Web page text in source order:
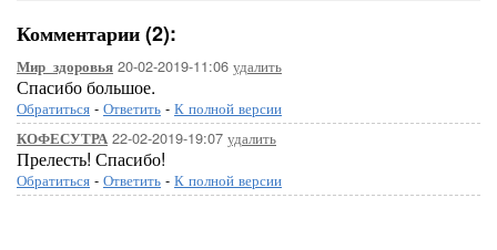
Комментарии (2):
Мир_здоровья 20-02-2019-11:06 удалить
Спасибо большое.
Обратиться - Ответить - К полной версии
КОФЕСУТРА 22-02-2019-19:07 удалить
Прелесть! Спасибо!
Обратиться - Ответить - К полной версии